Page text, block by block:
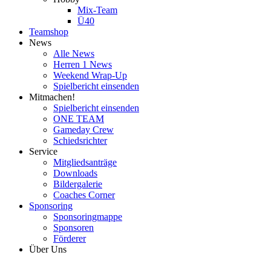
Mix-Team
Ü40
Teamshop
News
Alle News
Herren 1 News
Weekend Wrap-Up
Spielbericht einsenden
Mitmachen!
Spielbericht einsenden
ONE TEAM
Gameday Crew
Schiedsrichter
Service
Mitgliedsanträge
Downloads
Bildergalerie
Coaches Corner
Sponsoring
Sponsoringmappe
Sponsoren
Förderer
Über Uns